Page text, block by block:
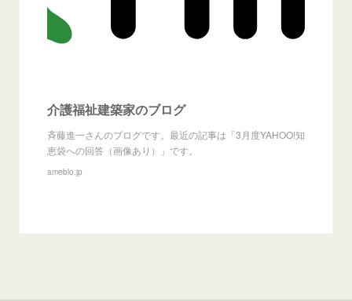
介護福祉建築家のブログ
斉藤進一さんのブログです。最近の記事は「3月度YAHOO!知
恵袋への回答（画像あり）」です。
ameblo.jp